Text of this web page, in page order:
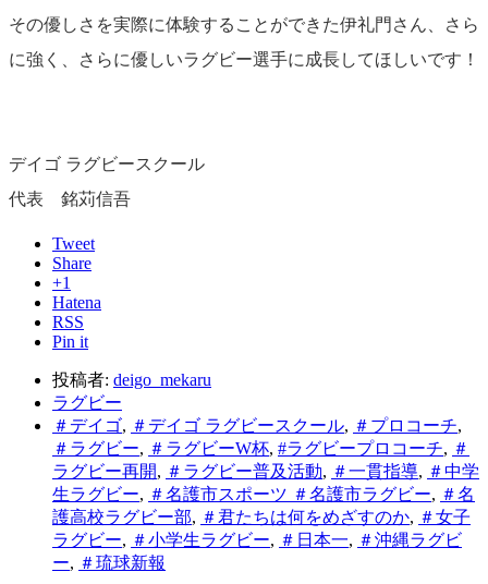
その優しさを実際に体験することができた伊礼門さん、さら
に強く、さらに優しいラグビー選手に成長してほしいです！
デイゴ ラグビースクール
代表 銘苅信吾
Tweet
Share
+1
Hatena
RSS
Pin it
投稿者: deigo_mekaru
ラグビー
＃デイゴ, ＃デイゴ ラグビースクール, ＃プロコーチ,
＃ラグビー, ＃ラグビーW杯, #ラグビープロコーチ, ＃
ラグビー再開, ＃ラグビー普及活動, ＃一貫指導, ＃中学
生ラグビー, ＃名護市スポーツ ＃名護市ラグビー, ＃名
護高校ラグビー部, ＃君たちは何をめざすのか, ＃女子
ラグビー, ＃小学生ラグビー, ＃日本一, ＃沖縄ラグビ
ー, ＃琉球新報